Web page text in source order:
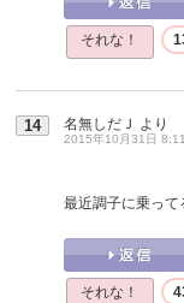
それな！
14 名無しだＪ より
2015年10月31日
最近調子に乗って
それな！